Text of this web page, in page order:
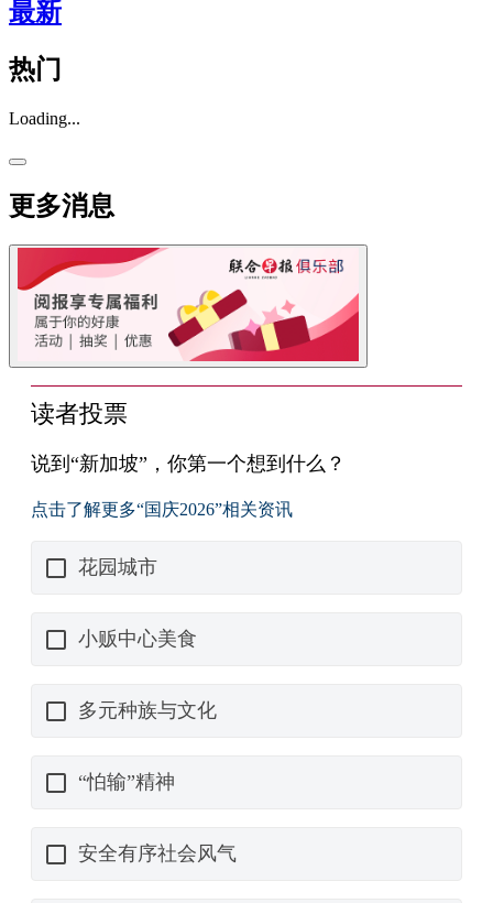
最新
热门
Loading...
更多消息